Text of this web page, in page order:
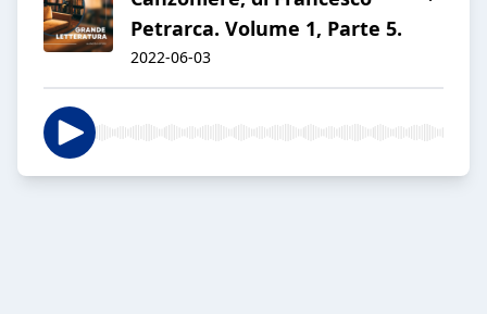
Petrarca. Volume 1, Parte 5.
2022-06-03